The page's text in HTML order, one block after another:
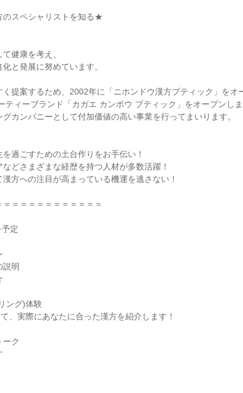
スペシャリストを知る★
健康を考え、
と発展に努めています。
提案するため、2002年に「ニホンドウ漢方ブティック」をオ
ティーブランド「カガエ カンポウ ブティック」をオープンしま
カンパニーとして付加価値の高い事業を行ってまいります。
を過ごすための土台作りをお手伝い！
などさまざまな経歴を持つ人材が多数活躍！
漢方への注目が高まっている機運を逃さない！
＝＝＝＝＝＝＝＝＝＝＝
定
説明
ング)体験
、実際にあなたに合った漢方を紹介します！
ーク